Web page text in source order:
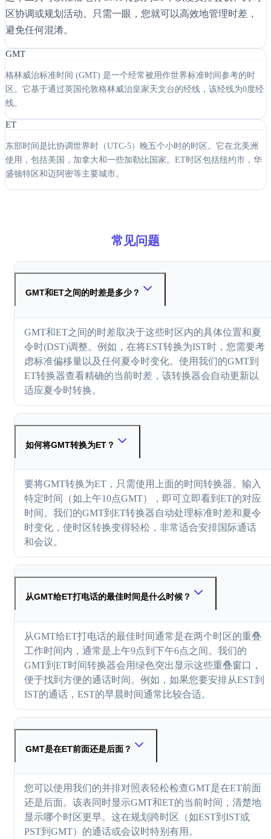
区协调或规划活动。只需一眼，您就可以高效地管理时差，
避免任何混淆。
GMT
格林威治标准时间 (GMT) 是一个经常被用作世界标准时间参考的时
区。它基于通过英国伦敦格林威治皇家天文台的经线，该经线为0度经
线。
ET
东部时间是比协调世界时（UTC-5）晚五个小时的时区。它在北美洲
使用，包括美国，加拿大和一些加勒比国家。ET时区包括纽约市，华
盛顿特区和迈阿密等主要城市。
常见问题
GMT和ET之间的时差是多少？
GMT和ET之间的时差取决于这些时区内的具体位置和夏
令时(DST)调整。例如，在将EST转换为IST时，您需要考
虑标准偏移量以及任何夏令时变化。使用我们的GMT到
ET转换器查看精确的当前时差，该转换器会自动更新以
适应夏令时转换。
如何将GMT转换为ET？
要将GMT转换为ET，只需使用上面的时间转换器。输入
特定时间（如上午10点GMT），即可立即看到ET的对应
时间。我们的GMT到ET转换器自动处理标准时差和夏令
时变化，使时区转换变得轻松，非常适合安排国际通话
和会议。
从GMT给ET打电话的最佳时间是什么时候？
从GMT给ET打电话的最佳时间通常是在两个时区的重叠
工作时间内，通常是上午9点到下午6点之间。我们的
GMT到ET时间转换器会用绿色突出显示这些重叠窗口，
便于找到方便的通话时间。例如，如果您要安排从EST到
IST的通话，EST的早晨时间通常比较合适。
GMT是在ET前面还是后面？
您可以使用我们的并排对照表轻松检查GMT是在ET前面
还是后面。该表同时显示GMT和ET的当前时间，清楚地
显示哪个时区更早。这在规划跨时区（如EST到IST或
PST到GMT）的通话或会议时特别有用。